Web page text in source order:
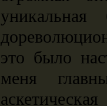
это было
меня